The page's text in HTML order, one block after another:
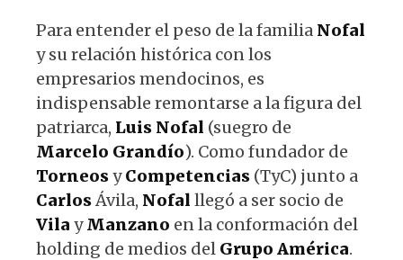
Para entender el peso de la familia Nofal
y su relación histórica con los
empresarios mendocinos, es
indispensable remontarse a la figura del
patriarca, Luis Nofal (suegro de
Marcelo Grandío). Como fundador de
TorneosyCompetencias (TyC) junto a
Carlos Ávila, Nofal llegó a ser socio de
Vila yManzano en la conformación del
holding de medios del Grupo América.